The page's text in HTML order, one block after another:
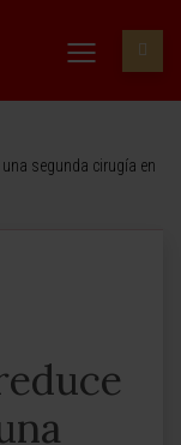
segunda cirugía en